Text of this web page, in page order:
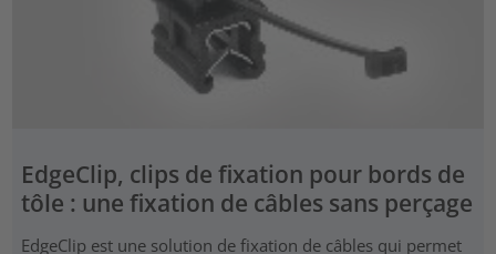
EdgeClip, clips de fixation pour bords de
tôle : une fixation de câbles sans perçage
EdgeClip est une solution de fixation de câbles qui permet